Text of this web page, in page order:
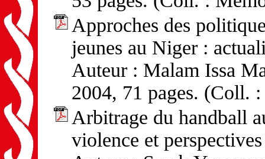
Approches des
jeunes au Niger :
Auteur : Malam Issa
2004, 71 pages. (Coll.
Arbitrage du handball
violence et perspectives